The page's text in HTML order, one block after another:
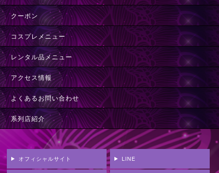
クーポン
コスプレメニュー
レンタル品メニュー
アクセス情報
よくあるお問い合わせ
系列店紹介
オフィシャルサイト LINE